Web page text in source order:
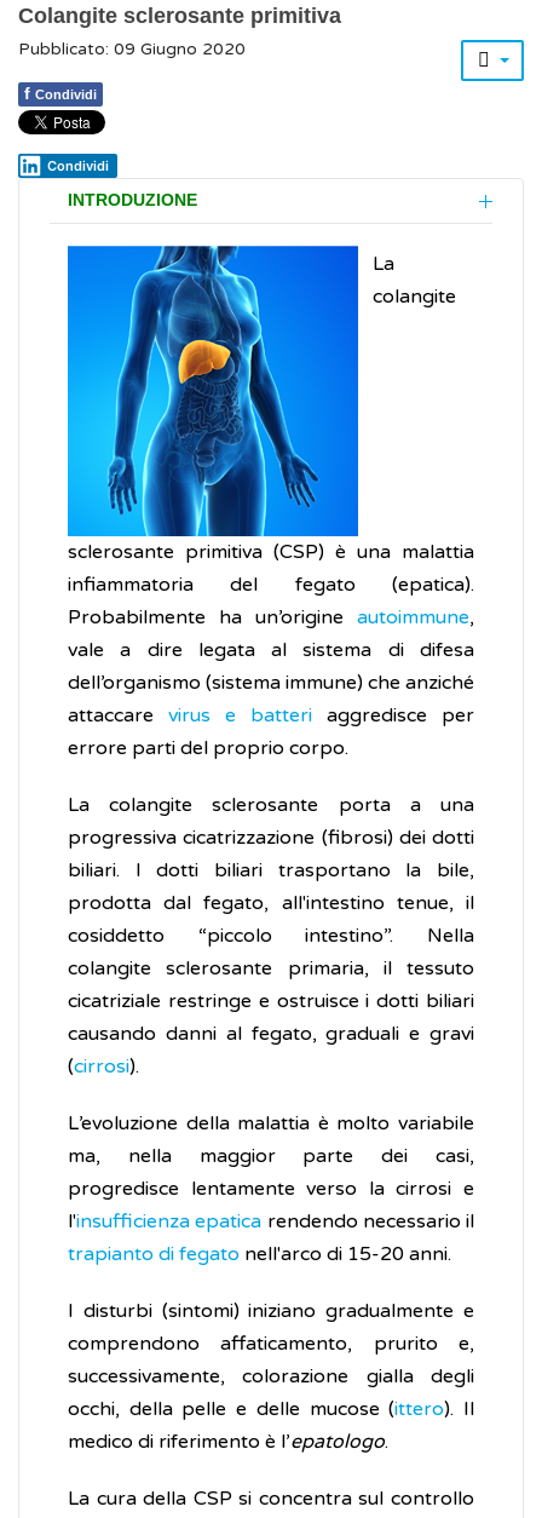
Colangite sclerosante primitiva
Pubblicato: 09 Giugno 2020
f Condividi
Condividi
INTRODUZIONE
La
colangite
sclerosante primitiva (CSP) è una malattia
infiammatoria del fegato (epatica).
Probabilmente ha un’origine autoimmune,
vale a dire legata al sistema di difesa
dell’organismo (sistema immune) che anziché
attaccare virus e batteri aggredisce per
errore parti del proprio corpo.
La colangite sclerosante porta a una
progressiva cicatrizzazione (fibrosi) dei dotti
biliari. I dotti biliari trasportano la bile,
prodotta dal fegato, all'intestino tenue, il
cosiddetto “piccolo intestino”. Nella
colangite sclerosante primaria, il tessuto
cicatriziale restringe e ostruisce i dotti biliari
causando danni al fegato, graduali e gravi
(cirrosi).
L’evoluzione della malattia è molto variabile
ma, nella maggior parte dei casi,
progredisce lentamente verso la cirrosi e
l'insufficienza epatica rendendo necessario il
trapianto di fegato nell'arco di 15-20 anni.
I disturbi (sintomi) iniziano gradualmente e
comprendono affaticamento, prurito e,
successivamente, colorazione gialla degli
occhi, della pelle e delle mucose (ittero). Il
medico di riferimento è l’epatologo.
La cura della CSP si concentra sul controllo